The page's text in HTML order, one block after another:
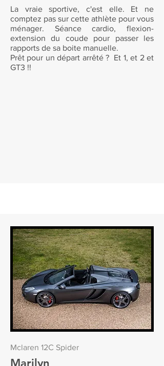
La vraie sportive, c'est elle. Et ne
comptez pas sur cette athlète pour vous
ménager. Séance cardio, flexion-
extension du coude pour passer les
rapports de sa boite manuelle.
Prêt pour un départ arrêté ? Et 1, et 2 et
GT3 !!
Mclaren 12C Spider
Marilyn